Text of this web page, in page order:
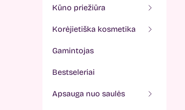
kūno priežiūra
korėjietiška kosmetika
gamintojas
bestseleriai
apsauga nuo saulės